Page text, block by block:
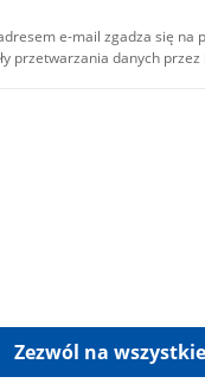
e-mail zgadza się na
przetwarzania danych
Zezwól na wszystkie